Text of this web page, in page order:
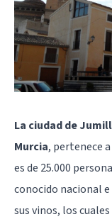
La ciudad de
Murcia, pertenece
es de 25.000
conocido nacional
sus vinos, los